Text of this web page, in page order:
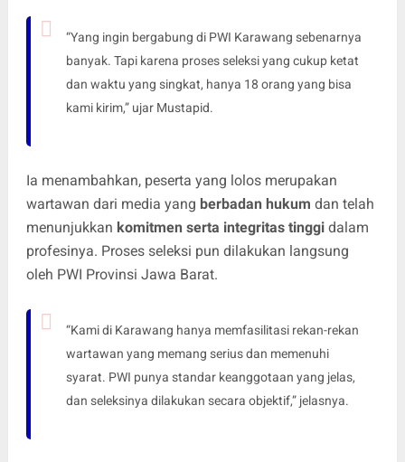
“Yang ingin bergabung di PWI Karawang sebenarnya
banyak. Tapi karena proses seleksi yang cukup ketat
dan waktu yang singkat, hanya 18 orang yang bisa
kami kirim,” ujar Mustapid.
Ia menambahkan, peserta yang lolos merupakan
wartawan dari media yang berbadan hukum dan telah
menunjukkan komitmen serta integritas tinggidalam
profesinya. Proses seleksi pun dilakukan langsung
oleh PWI Provinsi Jawa Barat.
“Kami di Karawang hanya memfasilitasi rekan-rekan
wartawan yang memang serius dan memenuhi
syarat. PWI punya standar keanggotaan yang jelas,
dan seleksinya dilakukan secara objektif,” jelasnya.